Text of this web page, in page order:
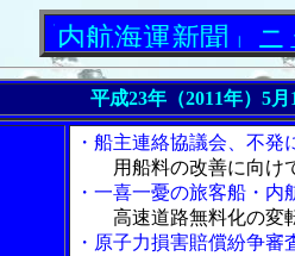
海運新聞」ニュース
平成23年（2011年）5
・船主連絡協議会、不
用船料の改善に向け
・一喜一憂の旅客船・内
高速道路無料化の変
・原子力損害賠償紛争